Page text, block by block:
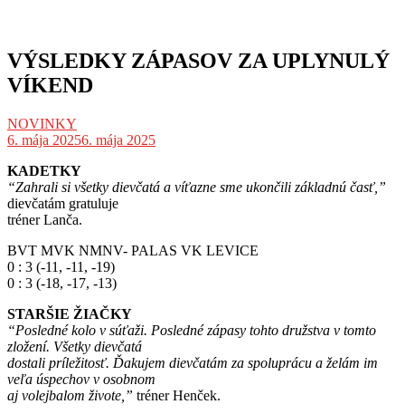
VÝSLEDKY ZÁPASOV ZA UPLYNULÝ
VÍKEND
NOVINKY
6. mája 20256. mája 2025
KADETKY
“Zahrali si všetky dievčatá a víťazne sme ukončili základnú časť,”
dievčatám gratuluje
tréner Lanča.
BVT MVK NMNV- PALAS VK LEVICE
0 : 3 (-11, -11, -19)
0 : 3 (-18, -17, -13)
STARŠIE ŽIAČKY
“Posledné kolo v súťaži. Posledné zápasy tohto družstva v tomto
zložení. Všetky dievčatá
dostali príležitosť. Ďakujem dievčatám za spoluprácu a želám im
veľa úspechov v osobnom
aj volejbalom živote,” tréner Henček.